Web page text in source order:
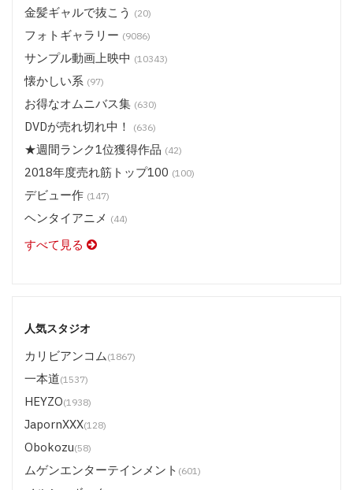
金髪ギャルで抜こう (20)
フォトギャラリー (9086)
サンプル動画上映中 (10343)
懐かしい系 (97)
お得なオムニバス集 (630)
DVDが売れ切れ中！ (636)
★週間ランク1位獲得作品 (42)
2018年度売れ筋トップ100 (100)
デビュー作 (147)
ヘンタイアニメ (44)
すべて見る
人気スタジオ
カリビアンコム(1867)
一本道(1537)
HEYZO(1938)
JapornXXX(128)
Obokozu(58)
ムゲンエンターテインメント (601)